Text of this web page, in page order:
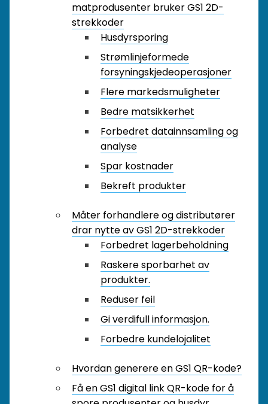
matprodusenter bruker GS1 2D-
strekkoder
Husdyrsporing
Strømlinjeformede
forsyningskjedeoperasjoner
Flere markedsmuligheter
Bedre matsikkerhet
Forbedret datainnsamling og
analyse
Spar kostnader
Bekreft produkter
Måter forhandlere og distributører
drar nytte av GS1 2D-strekkoder
Forbedret lagerbeholdning
Raskere sporbarhet av
produkter.
Reduser feil
Gi verdifull informasjon.
Forbedre kundelojalitet
Hvordan generere en GS1 QR-kode?
Få en GS1 digital link QR-kode for å